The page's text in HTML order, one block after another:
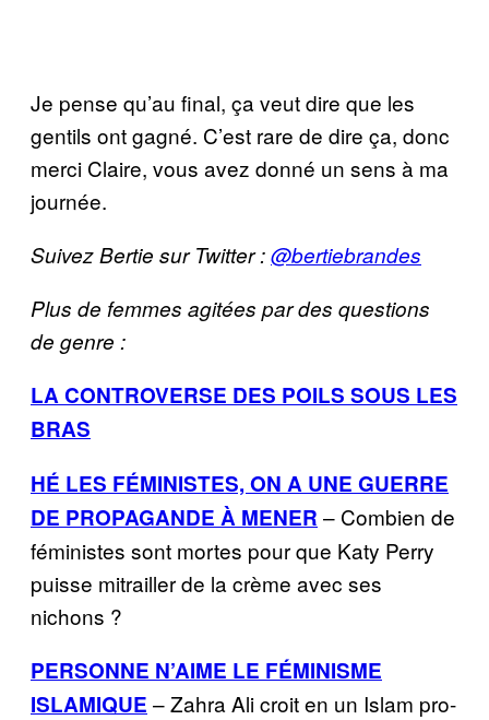
Je pense qu’au final, ça veut dire que les
gentils ont gagné. C’est rare de dire ça, donc
merci Claire, vous avez donné un sens à ma
journée.
Suivez Bertie sur Twitter :@bertiebrandes
Plus de femmes agitées par des questions
de genre :
LA CONTROVERSE DES POILS SOUS LES
BRAS
HÉ LES FÉMINISTES, ON A UNE GUERRE
DE PROPAGANDE À MENER – Combien de
féministes sont mortes pour que Katy Perry
puisse mitrailler de la crème avec ses
nichons ?
PERSONNE N’AIME LE FÉMINISME
ISLAMIQUE – Zahra Ali croit en un Islam pro-